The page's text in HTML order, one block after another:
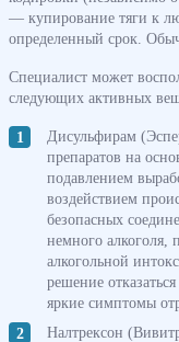
— купирование тяги к
определенный срок.
Специалист может
следующих активных
Дисульфирам
препаратов на
подавлением
воздействием
безопасных
немного алкоголя,
алкогольной
решение
яркие симптомы
Налтрексон